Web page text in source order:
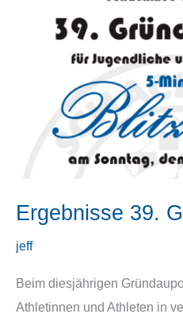
Ergebnisse 39.
jeff
Beim diesjährigen
Athletinnen und Athleten in